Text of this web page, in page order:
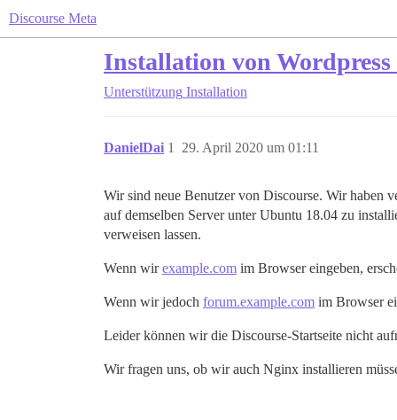
Discourse Meta
Installation von Wordpress
Unterstützung Installation
DanielDai 29. April 2020 um 01:11
1
Wir sind neue Benutzer von Discourse. Wir haben
auf demselben Server unter Ubuntu 18.04 zu
verweisen lassen.
Wenn wirexample.com im Browser eingeben,
Wenn wir jedoch forum.example.com im Browser
Leider können wir die Discourse-Startseite nicht
Wir fragen uns, ob wir auch Nginx installieren